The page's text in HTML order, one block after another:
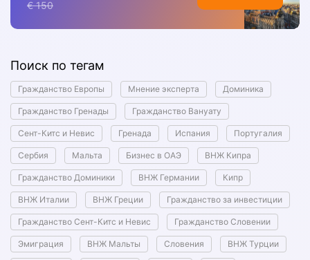
€ 150
Поиск по тегам
Гражданство Европы Мнение эксперта Доминика
Гражданство Гренады Гражданство Вануату
Сент-Китс и Невис Гренада Испания Португалия
Сербия Мальта Бизнес в ОАЭ ВНЖ Кипра
Гражданство Доминики ВНЖ Германии Кипр
ВНЖ Италии ВНЖ Греции Гражданство за инвестиции
Гражданство Сент-Китс и Невис Гражданство Словении
Эмиграция ВНЖ Мальты Словения ВНЖ Турции